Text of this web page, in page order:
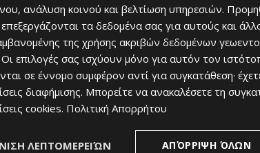
ανάλυση κοινού και βελτίωση υπηρεσιών.
τα δεδομένα σας για αυτούς και
της χρήσης ακριβών δεδομένων
επιλογές σας ισχύουν μόνο για αυτόν τον
σε έννομο συμφέρον αντί για συγκατάθεση·
διαφήμισης. Μπορείτε να ανακαλέσετε τη
cookies. Πολιτική Απορρήτου
ΑΠΌΡΡΙΨΗ ΌΛΩΝ
ΛΕΠΤΟΜΕΡΕΙΏΝ